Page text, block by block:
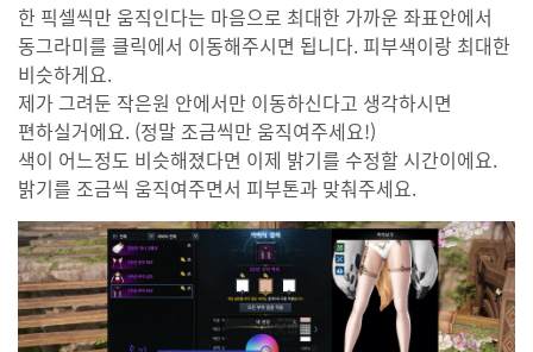
한 픽셀씩만 움직인다는 마음으로 최대한 가까운 좌표안에서
동그라미를 클릭에서 이동해주시면 됩니다. 피부색이랑 최대한
비슷하게요.
제가 그려둔 작은원 안에서만 이동하신다고 생각하시면
편하실거에요. (정말 조금씩만 움직여주세요!)
색이 어느정도 비슷해졌다면 이제 밝기를 수정할 시간이에요.
밝기를 조금씩 움직여주면서 피부톤과 맞춰주세요.